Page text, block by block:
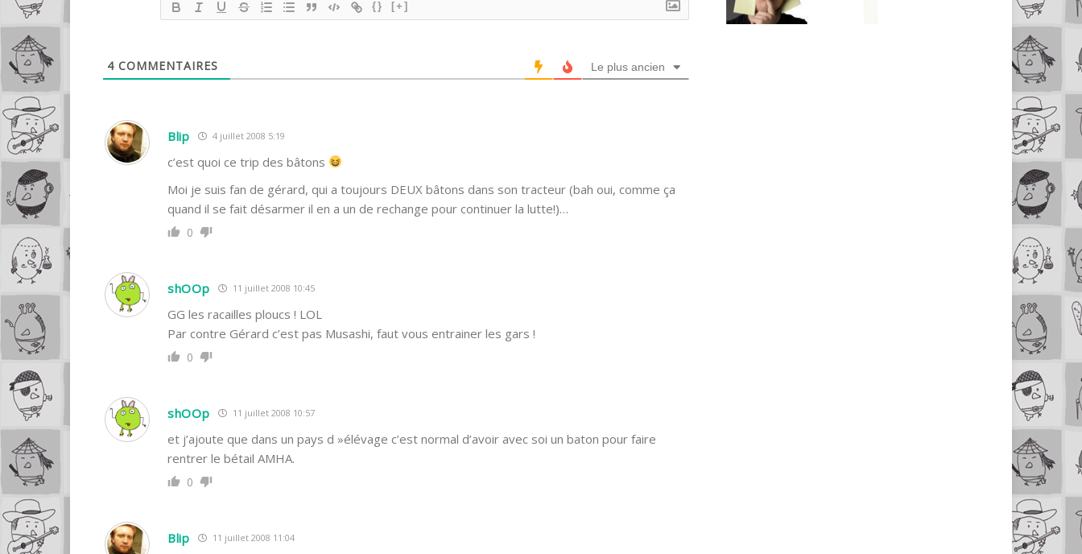
{} [+]
4 COMMENTAIRES Le plus ancien
Blip 4 juillet 2008 5:19
c’est quoi ce trip des bâtons
Moi je suis fan de gérard, qui a toujours DEUX bâtons dans son tracteur (bah oui, comme ça
quand il se fait désarmer il en a un de rechange pour continuer la lutte!)…
0
shOOp 11 juillet 2008 10:45
GG les racailles ploucs ! LOL
Par contre Gérard c’est pas Musashi, faut vous entrainer les gars !
0
shOOp 11 juillet 2008 10:57
et j’ajoute que dans un pays d »élévage c’est normal d’avoir avec soi un baton pour faire
rentrer le bétail AMHA.
0
Blip 11 juillet 2008 11:04